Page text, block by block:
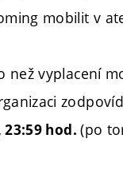
mobilit v
než vyplacení
23:59 hod. (po